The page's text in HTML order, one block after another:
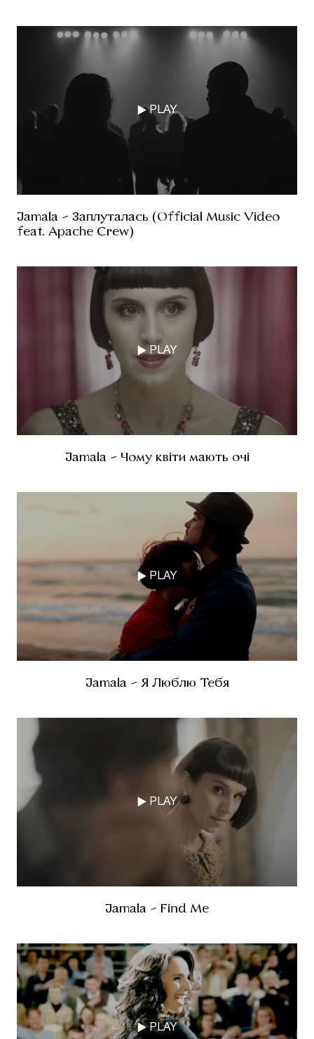
PLAY
Jamala - Заплуталась (Official Music Video
feat. Apache Crew)
PLAY
Jamala - Чому квіти мають очі
PLAY
Jamala - Я Люблю Тебя
PLAY
Jamala - Find Me
PLAY